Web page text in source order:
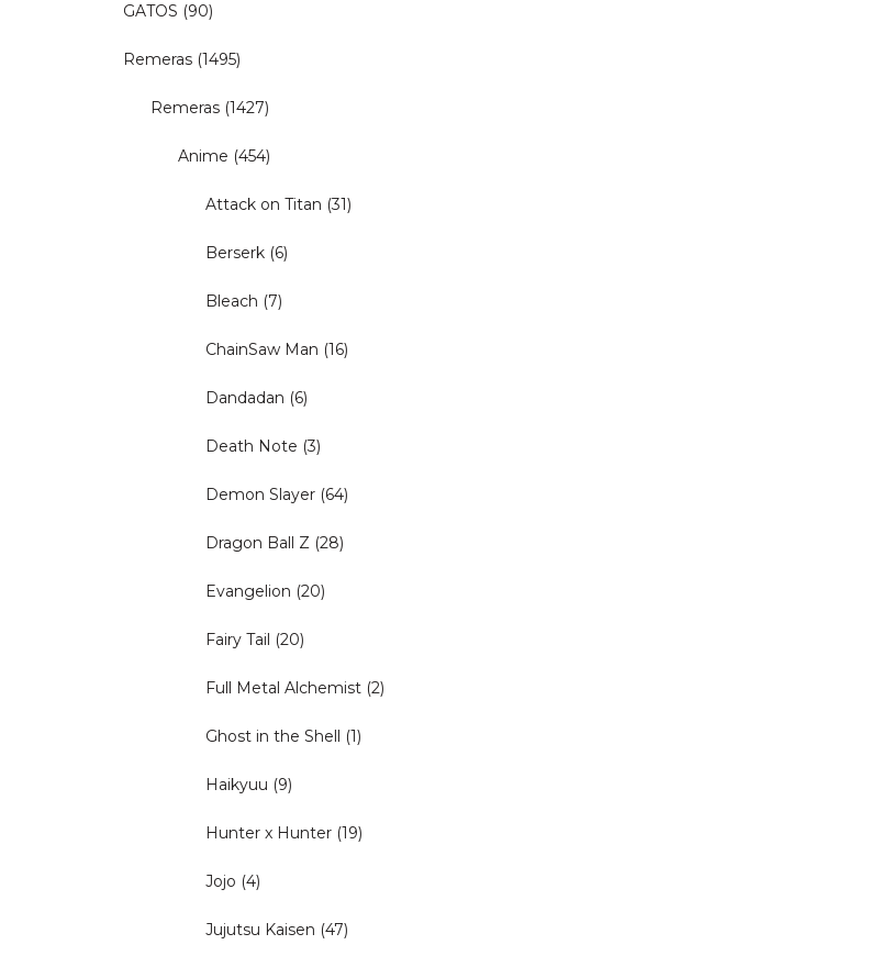
GATOS (90)
Remeras (1495)
Remeras (1427)
Anime (454)
Attack on Titan (31)
Berserk (6)
Bleach (7)
ChainSaw Man (16)
Dandadan (6)
Death Note (3)
Demon Slayer (64)
Dragon Ball Z (28)
Evangelion (20)
Fairy Tail (20)
Full Metal Alchemist (2)
Ghost in the Shell (1)
Haikyuu (9)
Hunter x Hunter (19)
Jojo (4)
Jujutsu Kaisen (47)